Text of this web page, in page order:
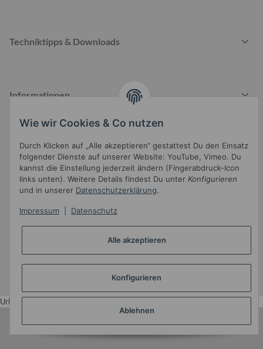
Techniktipps & Downloads
Informationen
Gesetzliche Informationen
* Alle Preise inkl. gesetzlicher USt.
• JTL5-Template mit
Wie wir Cookies & Co nutzen
Durch Klicken auf „Alle akzeptieren“ gestattest Du den Einsatz
folgender Dienste auf unserer Website: YouTube, Vimeo. Du
kannst die Einstellung jederzeit ändern (Fingerabdruck-Icon
links unten). Weitere Details findest Du unter Konfigurieren
und in unserer Datenschutzerklärung.
Impressum Datenschutz
Alle akzeptieren
Konfigurieren
Ablehnen
Urlaub